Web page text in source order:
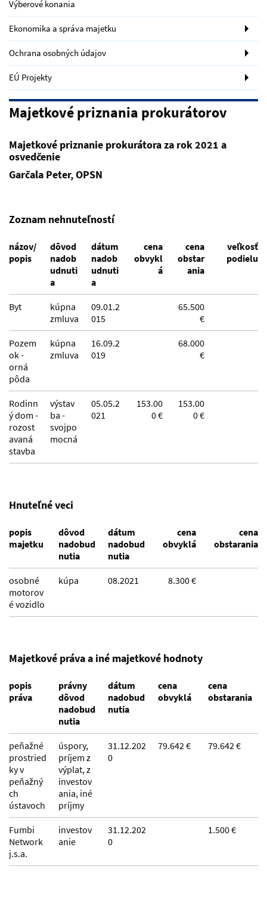
Výberové konania
Ekonomika a správa majetku
Ochrana osobných údajov
EÚ Projekty
Majetkové priznania prokurátorov
Majetkové priznanie prokurátora za rok 2021 a
osvedčenie
Garčala Peter, OPSN
Zoznam nehnuteľností
názov/
popis
dôvod
nadob
udnuti
a
dátum
nadob
udnuti
a
cena
obvykl
á
cena
obstar
ania
veľkosť
podielu
Byt
kúpna
zmluva
09.01.2
015
65.500
€
Pozem
ok -
orná
pôda
kúpna
zmluva
16.09.2
019
68.000
€
Rodinn
ý dom -
rozost
avaná
stavba
výstav
ba -
svojpo
mocná
05.05.2
021
153.00
0 €
153.00
0 €
Hnuteľné veci
popis
majetku
dôvod
nadobud
nutia
dátum
nadobud
nutia
cena
obvyklá
cena
obstarania
osobné
motorov
é vozidlo
kúpa 08.2021 8.300 €
Majetkové práva a iné majetkové hodnoty
popis
práva
právny
dôvod
nadobud
nutia
dátum
nadobud
nutia
cena
obvyklá
cena
obstarania
peňažné
prostried
ky v
peňažný
ch
ústavoch
úspory,
príjem z
výplat, z
investov
ania, iné
príjmy
31.12.202
0
79.642 € 79.642 €
Fumbi
Network
j.s.a.
investov
anie
31.12.202
0
1.500 €